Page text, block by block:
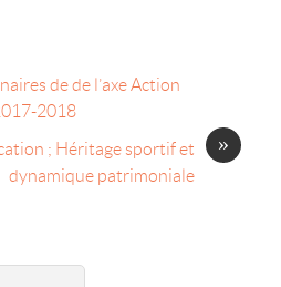
de de l’axe Action
2018
»
; Héritage sportif et
dynamique patrimoniale